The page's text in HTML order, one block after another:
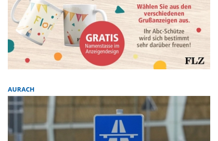
AURACH